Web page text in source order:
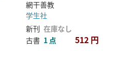
網干善教
学生社
新刊 在庫なし
古書 1 点 512 円